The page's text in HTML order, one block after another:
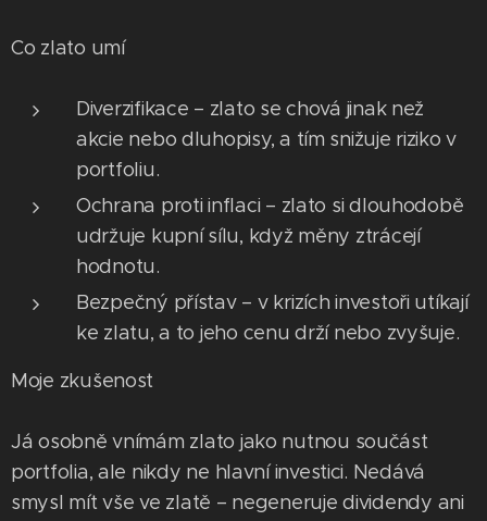
Co zlato umí
Diverzifikace – zlato se chová jinak než
akcie nebo dluhopisy, a tím snižuje riziko v
portfoliu.
Ochrana proti inflaci – zlato si dlouhodobě
udržuje kupní sílu, když měny ztrácejí
hodnotu.
Bezpečný přístav – v krizích investoři utíkají
ke zlatu, a to jeho cenu drží nebo zvyšuje.
Moje zkušenost
Já osobně vnímám zlato jako nutnou součást
portfolia, ale nikdy ne hlavní investici. Nedává
smysl mít vše ve zlatě – negeneruje dividendy ani